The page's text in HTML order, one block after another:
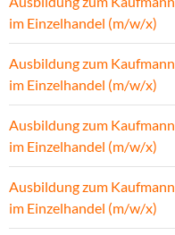
im Einzelhandel (m/w/x)
Ausbildung zum Kaufmann
im Einzelhandel (m/w/x)
Ausbildung zum Kaufmann
im Einzelhandel (m/w/x)
Ausbildung zum Kaufmann
im Einzelhandel (m/w/x)